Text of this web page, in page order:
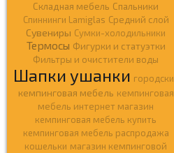
Складная мебель Спальники
Спиннинги Lamiglas Средний слой
Сувениры Сумки-холодильники
Термосы Фигурки и статуэтки
Фильтры и очистители воды
Шапки ушанки
кемпинговая мебель кемпинговая
мебель интернет магазин
кемпинговая мебель купить
кемпинговая мебель распродажа
кошельки магазин кемпинговой